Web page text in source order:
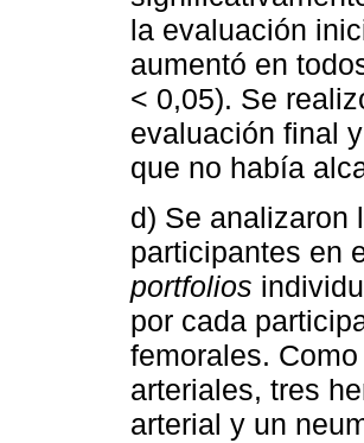
la evaluación
aumentó en
< 0,05). Se
evaluación final
que no había
d) Se analizaron
participantes en
portfolios
por cada
femorales.
arteriales, tres
arterial y un